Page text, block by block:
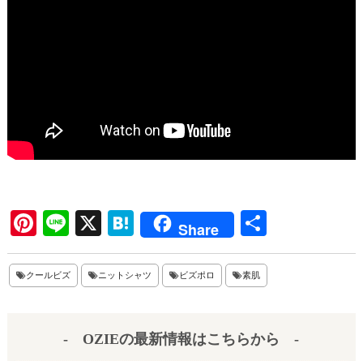
Pi
nt
er
Li
ne
X
H
at
en
Share
有
クールビズ ニットシャツ ビズポロ 素肌
- OZIEの最新情報はこちらから -